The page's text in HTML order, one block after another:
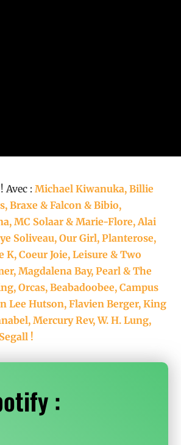
Avec :Michael Kiwanuka, Billie
Braxe & Falcon & Bibio,
MC Solaar & Marie-Flore, Alai
Soliveau, Our Girl, Planterose,
Coeur Joie, Leisure & Two
Magdalena Bay, Pearl & The
Orcas, Beabadoobee, Campus
Lee Hutson, Flavien Berger, King
Mercury Rev, W. H. Lung,
!
: